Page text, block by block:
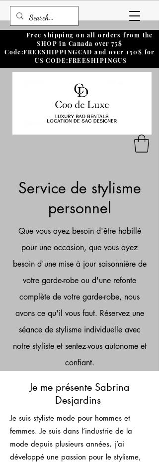
Free shipping on all orders from the
SHOP in Canada over 75$
Code:FREESHIPPINGCAD and over 150$ for
US CODE:FREESHIPINGUS
Service de stylisme
personnel
Que vous ayez besoin d'être habillé
pour une occasion, que vous ayez
besoin d'une mise à jour saisonnière de
votre garde-robe ou d'une refonte
complète de votre garde-robe, nous
avons ce qu'il vous faut. Réservez une
séance de stylisme individuelle avec
notre styliste et sentez-vous autonome et
confiant.
Je me présente Sabrina
Desjardins
Je suis styliste mode pour hommes et
femmes. Je suis dans l’industrie de la
mode depuis plusieurs années, j’ai
développé une passion pour le stylisme,